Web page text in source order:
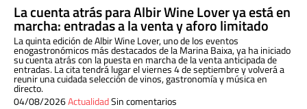
La cuenta atrás para Albir Wine Lover ya está en
marcha: entradas a la venta y aforo limitado
La quinta edición de Albir Wine Lover, uno de los eventos
enogastronómicos más destacados de la Marina Baixa, ya ha iniciado
su cuenta atrás con la puesta en marcha de la venta anticipada de
entradas. La cita tendrá lugar el viernes 4 de septiembre y volverá a
reunir una cuidada selección de vinos, gastronomía y música en
directo.
04/08/2026ActualidadSin comentarios